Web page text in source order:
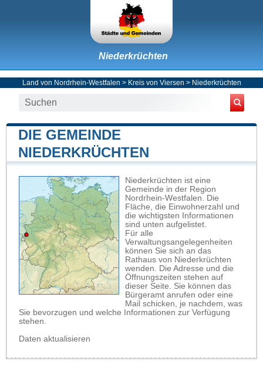
Niederkrüchten
Land von Nordrhein-Westfalen > Kreis von Viersen > Niederkrüchten
DIE GEMEINDE
NIEDERKRÜCHTEN
Niederkrüchten ist eine
Gemeinde in der Region
Nordrhein-Westfalen. Die
Fläche, die Einwohnerzahl und
die wichtigsten Informationen
sind unten aufgelistet.
Für alle
Verwaltungsangelegenheiten
können Sie sich an das
Rathaus von Niederkrüchten
wenden. Die Adresse und die
Öffnungszeiten stehen auf
dieser Seite. Sie können das
Bürgeramt anrufen oder eine
Mail schicken, je nachdem, was
Sie bevorzugen und welche Informationen zur Verfügung
stehen.
Daten aktualisieren